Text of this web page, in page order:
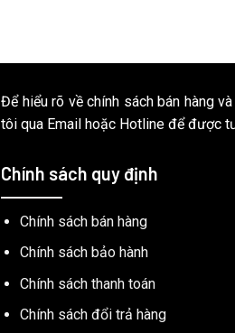
Để hiểu rõ về chính sách bán hàng
tôi qua Email hoặc Hotline để được
Chính sách quy định
Chính sách bán hàng
Chính sách bảo hành
Chính sách thanh toán
Chính sách đổi trả hàng